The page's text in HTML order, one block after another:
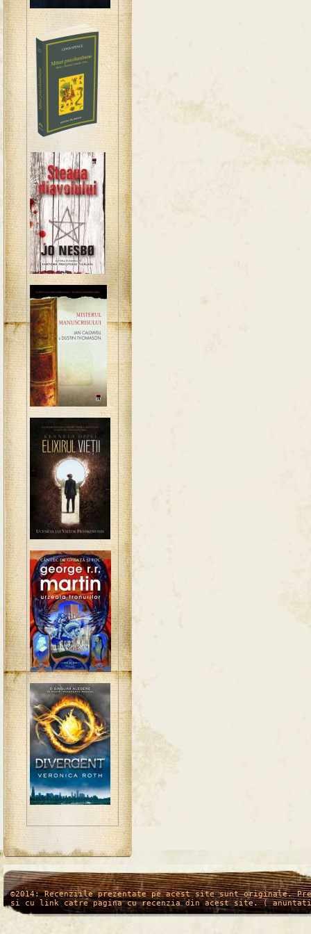
/* */
©2014: Recenziile prezentate pe acest site sunt originale.
si cu link catre pagina cu recenzia din acest site. (